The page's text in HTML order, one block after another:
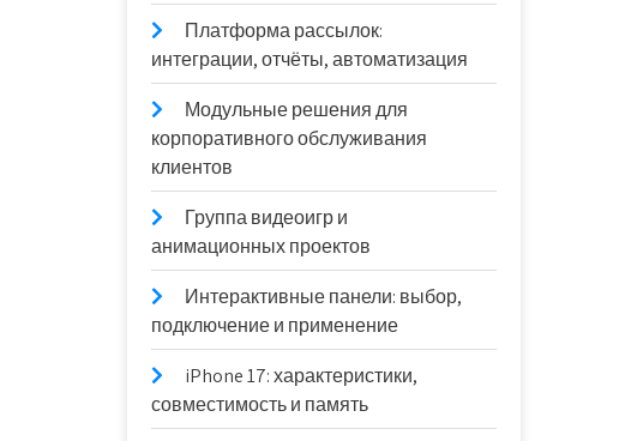
Платформа рассылок:
интеграции, отчёты, автоматизация
Модульные решения для
корпоративного обслуживания
клиентов
Группа видеоигр и
анимационных проектов
Интерактивные панели: выбор,
подключение и применение
iPhone 17: характеристики,
совместимость и память